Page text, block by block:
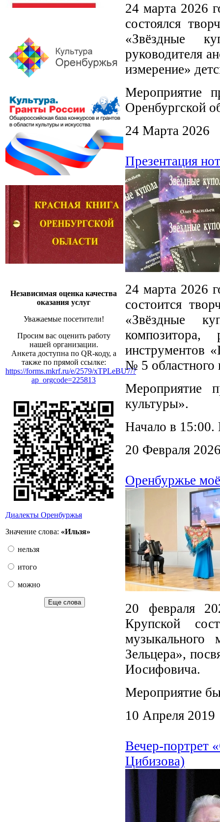
Независимая оценка качества
оказания услуг
Уважаемые посетители!
Просим вас оценить работу
нашей организации.
Анкета доступна по QR-коду, а
также по прямой ссылке:
https://forms.mkrf.ru/e/2579/xTPLeBU7/?
ap_orgcode=225813
Диалекты Оренбуржья
Значение слова: «Ильзя»
нельзя
итого
можно
Еще слова
24 марта 2026
состоялся
«Звёздные
руководителя
измерение»
Мероприятие
Оренбургской
24 Марта 2026
Презентация
24 марта 2026
состоится
«Звёздные
композитора,
инструментов
№ 5 областного
Мероприятие
культуры».
Начало в 15:00.
20 Февраля
Оренбуржье моё
20 февраля
Крупской
музыкального
Зельцера»,
Иосифовича.
Мероприятие
10 Апреля 2019
Вечер-портрет
Цибизова)